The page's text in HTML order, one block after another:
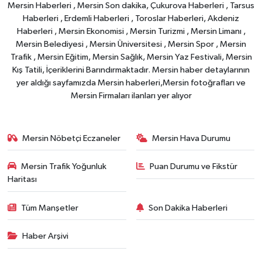
Mersin Haberleri , Mersin Son dakika, Çukurova Haberleri , Tarsus
Haberleri , Erdemli Haberleri , Toroslar Haberleri, Akdeniz
Haberleri , Mersin Ekonomisi , Mersin Turizmi , Mersin Limanı ,
Mersin Belediyesi , Mersin Üniversitesi , Mersin Spor , Mersin
Trafik , Mersin Eğitim, Mersin Sağlık, Mersin Yaz Festivali, Mersin
Kış Tatili, İçeriklerini Barındırmaktadır. Mersin haber detaylarının
yer aldığı sayfamızda Mersin haberleri,Mersin fotoğrafları ve
Mersin Firmaları ilanları yer alıyor
Mersin Nöbetçi Eczaneler Mersin Hava Durumu
Mersin Trafik Yoğunluk
Haritası
Puan Durumu ve Fikstür
Tüm Manşetler Son Dakika Haberleri
Haber Arşivi